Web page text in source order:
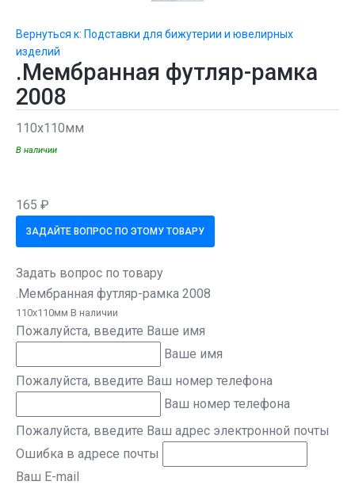
Вернуться к: Подставки для бижутерии и ювелирных
изделий
.Мембранная футляр-рамка
2008
110х110мм
В наличии
165 ₽
ЗАДАЙТЕ ВОПРОС ПО ЭТОМУ ТОВАРУ
Задать вопрос по товару
.Мембранная футляр-рамка 2008
110х110мм В наличии
Пожалуйста, введите Ваше имя
Ваше имя
Пожалуйста, введите Ваш номер телефона
Ваш номер телефона
Пожалуйста, введите Ваш адрес электронной почты
Ошибка в адресе почты
Ваш E-mail